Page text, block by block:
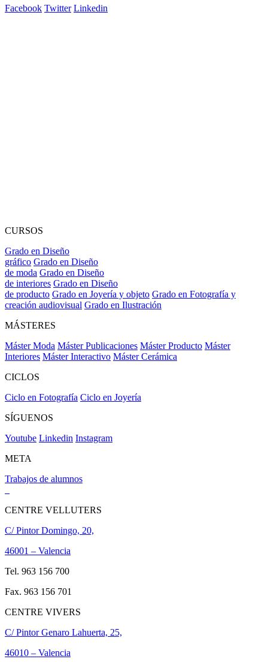
Facebook Twitter Linkedin
CURSOS
Grado en Diseño
gráfico Grado en Diseño
de moda Grado en Diseño
de interiores Grado en Diseño
de producto Grado en Joyería y objeto Grado en Fotografía y
creación audiovisual Grado en Ilustración
MÁSTERES
Máster Moda Máster Publicaciones Máster Producto Máster
Interiores Máster Interactivo Máster Cerámica
CICLOS
Ciclo en Fotografía Ciclo en Joyería
SÍGUENOS
Youtube Linkedin Instagram
META
Trabajos de alumnos
CENTRE VELLUTERS
C/ Pintor Domingo, 20,
46001 – Valencia
Tel. 963 156 700
Fax. 963 156 701
CENTRE VIVERS
C/ Pintor Genaro Lahuerta, 25,
46010 – Valencia